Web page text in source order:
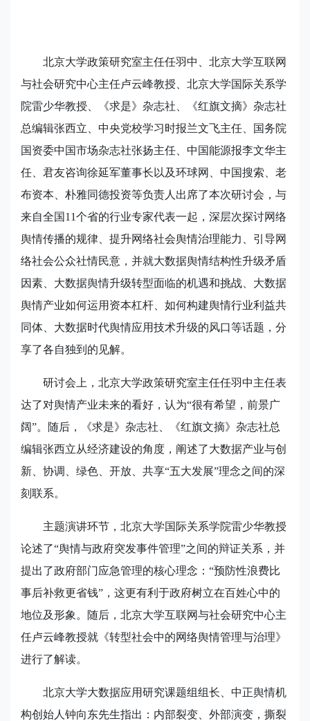
北京大学政策研究室主任任羽中、北京大学互联网
与社会研究中心主任卢云峰教授、北京大学国际关系学
院雷少华教授、《求是》杂志社、《红旗文摘》杂志社
总编辑张西立、中央党校学习时报兰文飞主任、国务院
国资委中国市场杂志社张扬主任、中国能源报李文华主
任、君友咨询徐延军董事长以及环球网、中国搜索、老
布资本、朴雅同德投资等负责人出席了本次研讨会，与
来自全国 11个省的行业专家代表一起，深层次探讨网络
舆情传播的规律、提升网络社会舆情治理能力、引导网
络社会公众社情民意，并就大数据舆情结构性升级矛盾
因素、大数据舆情升级转型面临的机遇和挑战、大数据
舆情产业如何运用资本杠杆、如何构建舆情行业利益共
同体、大数据时代舆情应用技术升级的风口等话题，分
享了各自独到的见解。
研讨会上，北京大学政策研究室主任任羽中主任表
达了对舆情产业未来的看好，认为“很有希望，前景广
阔”。随后，《求是》杂志社、《红旗文摘》杂志社总
编辑张西立从经济建设的角度，阐述了大数据产业与创
新、协调、绿色、开放、共享“五大发展”理念之间的深
刻联系。
主题演讲环节，北京大学国际关系学院雷少华教授
论述了“舆情与政府突发事件管理”之间的辩证关系，并
提出了政府部门应急管理的核心理念：“预防性浪费比
事后补救更省钱”，这更有利于政府树立在百姓心中的
地位及形象。随后，北京大学互联网与社会研究中心主
任卢云峰教授就《转型社会中的网络舆情管理与治理》
进行了解读。
北京大学大数据应用研究课题组组长、中正舆情机
构创始人钟向东先生指出：内部裂变、外部演变，撕裂